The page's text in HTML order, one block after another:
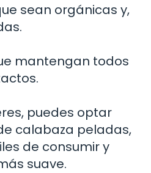
sean orgánicas y,
mantengan todos
puedes optar
calabaza peladas,
de consumir y
suave.